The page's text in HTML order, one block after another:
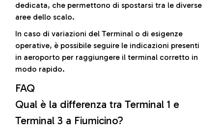
dedicata, che permettono di spostarsi tra le diverse
aree dello scalo.
In caso di variazioni del Terminal o di esigenze
operative, è possibile seguire le indicazioni presenti
in aeroporto per raggiungere il terminal corretto in
modo rapido.
FAQ
Qual è la differenza tra Terminal 1 e
Terminal 3 a Fiumicino?